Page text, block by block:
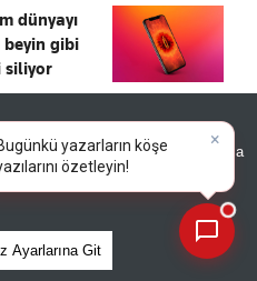
sitemizde
KVKK ve GDPR kapsamında
içinAydınlatma Metnimizi
Ayarlarına Git
dünyayı
beyin gibi
siliyor
Temizlik
müdahalesi
yazarların